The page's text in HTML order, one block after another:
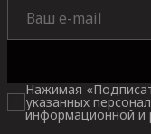
Нажимая
указанных
информационной и